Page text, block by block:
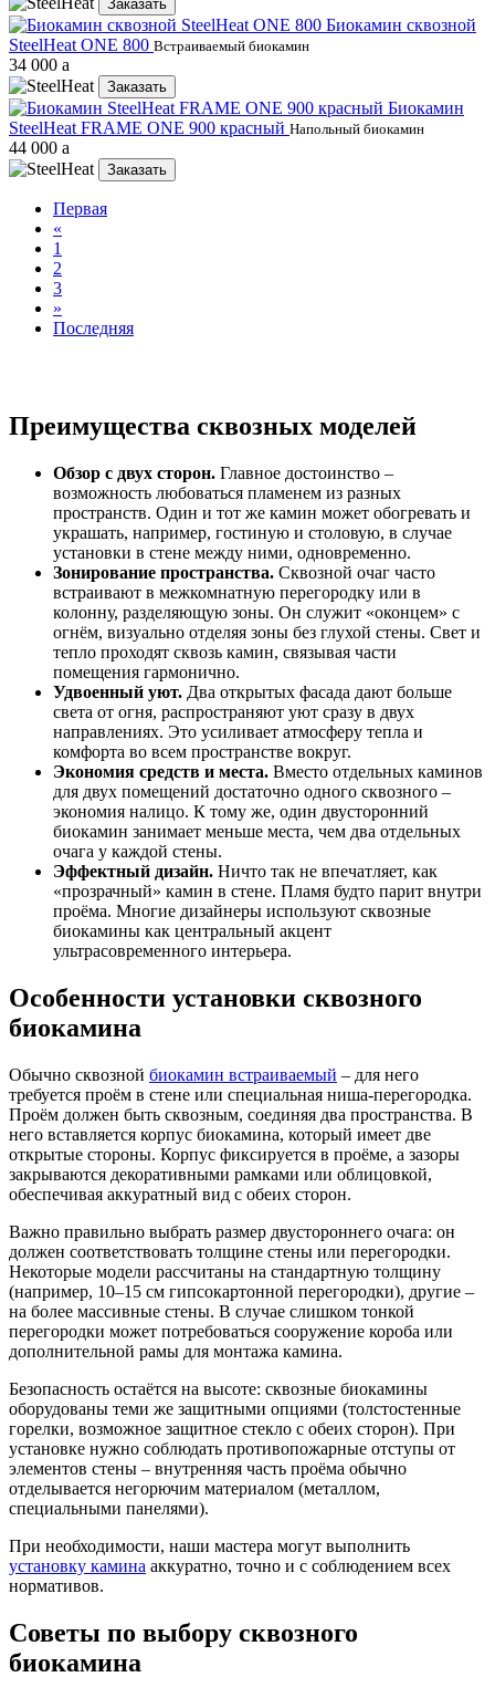
Заказать
Биокамин сквозной
SteelHeat ONE 800 Встраиваемый биокамин
34 000 a
Заказать
Биокамин
SteelHeat FRAME ONE 900 красный Напольный биокамин
44 000 a
Заказать
Первая
«
1
2
3
»
Последняя
Преимущества сквозных моделей
Обзор с двух сторон. Главное достоинство –
возможность любоваться пламенем из разных
пространств. Один и тот же камин может обогревать и
украшать, например, гостиную и столовую, в случае
установки в стене между ними, одновременно.
Зонирование пространства. Сквозной очаг часто
встраивают в межкомнатную перегородку или в
колонну, разделяющую зоны. Он служит «оконцем» с
огнём, визуально отделяя зоны без глухой стены. Свет и
тепло проходят сквозь камин, связывая части
помещения гармонично.
Удвоенный уют. Два открытых фасада дают больше
света от огня, распространяют уют сразу в двух
направлениях. Это усиливает атмосферу тепла и
комфорта во всем пространстве вокруг.
Экономия средств и места. Вместо отдельных каминов
для двух помещений достаточно одного сквозного –
экономия налицо. К тому же, один двусторонний
биокамин занимает меньше места, чем два отдельных
очага у каждой стены.
Эффектный дизайн. Ничто так не впечатляет, как
«прозрачный» камин в стене. Пламя будто парит внутри
проёма. Многие дизайнеры используют сквозные
биокамины как центральный акцент
ультрасовременного интерьера.
Особенности установки сквозного
биокамина
Обычно сквозной биокамин встраиваемый – для него
требуется проём в стене или специальная ниша-перегородка.
Проём должен быть сквозным, соединяя два пространства. В
него вставляется корпус биокамина, который имеет две
открытые стороны. Корпус фиксируется в проёме, а зазоры
закрываются декоративными рамками или облицовкой,
обеспечивая аккуратный вид с обеих сторон.
Важно правильно выбрать размер двустороннего очага: он
должен соответствовать толщине стены или перегородки.
Некоторые модели рассчитаны на стандартную толщину
(например, 10–15 см гипсокартонной перегородки), другие –
на более массивные стены. В случае слишком тонкой
перегородки может потребоваться сооружение короба или
дополнительной рамы для монтажа камина.
Безопасность остаётся на высоте: сквозные биокамины
оборудованы теми же защитными опциями (толстостенные
горелки, возможное защитное стекло с обеих сторон). При
установке нужно соблюдать противопожарные отступы от
элементов стены – внутренняя часть проёма обычно
отделывается негорючим материалом (металлом,
специальными панелями).
При необходимости, наши мастера могут выполнить
установку камина аккуратно, точно и с соблюдением всех
нормативов.
Советы по выбору сквозного
биокамина